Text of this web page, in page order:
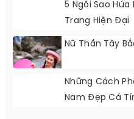
5 Ngôi Sao
Trang Hiện Đại
Nữ Thần Tây
Những Cách
Nam Đẹp Cá